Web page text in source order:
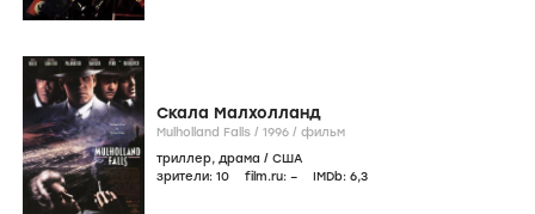
Скала Малхолланд
Mulholland Falls / 1996 / фильм
триллер, драма / США
зрители: 10 film.ru: – IMDb: 6,3